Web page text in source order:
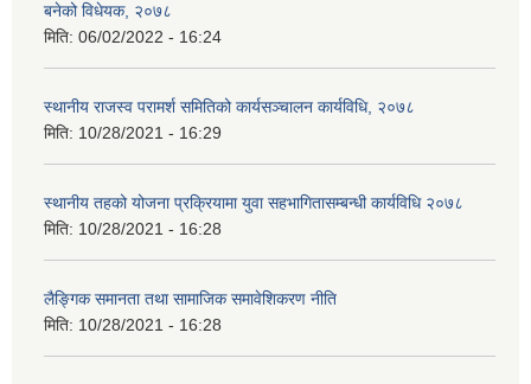
बनेको विधेयक, २०७८
मिति: 06/02/2022 - 16:24
स्थानीय राजस्व परामर्श समितिको कार्यसञ्चालन कार्यविधि, २०७८
मिति: 10/28/2021 - 16:29
स्थानीय तहको योजना प्रक्रियामा युवा सहभागितासम्बन्धी कार्यविधि २०७८
मिति: 10/28/2021 - 16:28
लैङ्गिक समानता तथा सामाजिक समावेशिकरण नीति
मिति: 10/28/2021 - 16:28